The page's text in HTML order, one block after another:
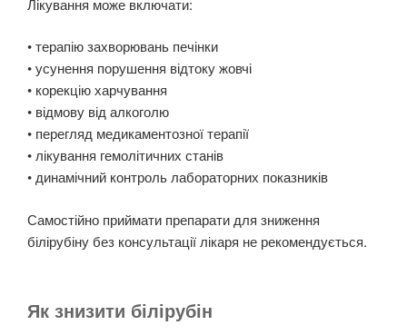
Лікування може включати:
• терапію захворювань печінки
• усунення порушення відтоку жовчі
• корекцію харчування
• відмову від алкоголю
• перегляд медикаментозної терапії
• лікування гемолітичних станів
• динамічний контроль лабораторних показників
Самостійно приймати препарати для зниження
білірубіну без консультації лікаря не рекомендується.
Як знизити білірубін